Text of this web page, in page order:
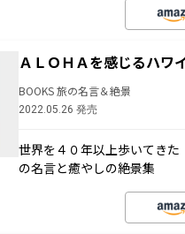
ＡＬＯＨＡを感じるハワ
BOOKS 旅の名言＆絶景
2022.05.26 発売
世界を４０年以上歩いてき
の名言と癒やしの絶景集